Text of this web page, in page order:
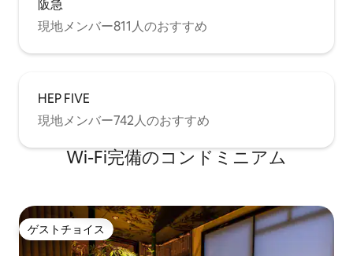
阪急
現地メンバー811人のおすすめ
HEP FIVE
現地メンバー742人のおすすめ
Wi-Fi完備のコンドミニアム
ゲストチョイス
ゲストチョイス